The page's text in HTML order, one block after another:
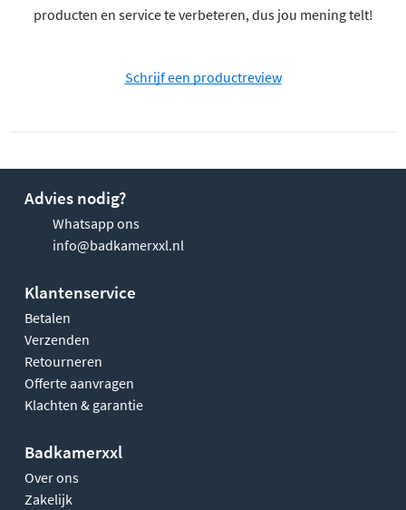
producten en service te verbeteren, dus jou mening telt!
Schrijf een productreview
Advies nodig?
Whatsapp ons
info@badkamerxxl.nl
Klantenservice
Betalen
Verzenden
Retourneren
Offerte aanvragen
Klachten & garantie
Badkamerxxl
Over ons
Zakelijk